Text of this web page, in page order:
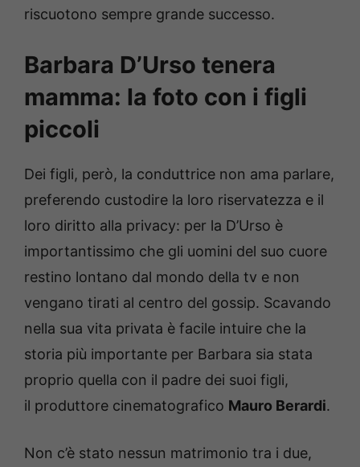
riscuotono sempre grande successo.
Barbara D’Urso tenera
mamma: la foto con i figli
piccoli
Dei figli, però, la conduttrice non ama parlare,
preferendo custodire la loro riservatezza e il
loro diritto alla privacy: per la D’Urso è
importantissimo che gli uomini del suo cuore
restino lontano dal mondo della tv e non
vengano tirati al centro del gossip. Scavando
nella sua vita privata è facile intuire che la
storia più importante per Barbara sia stata
proprio quella con il padre dei suoi figli,
il produttore cinematografico Mauro Berardi.
Non c’è stato nessun matrimonio tra i due,